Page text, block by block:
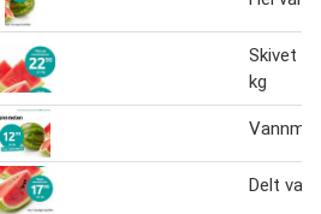
Skivet
kg
Delt